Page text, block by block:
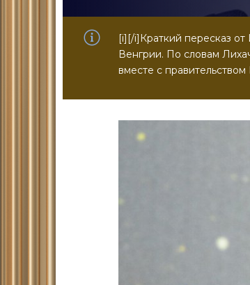
[i][/i]Краткий пересказ
Венгрии. По словам
вместе с